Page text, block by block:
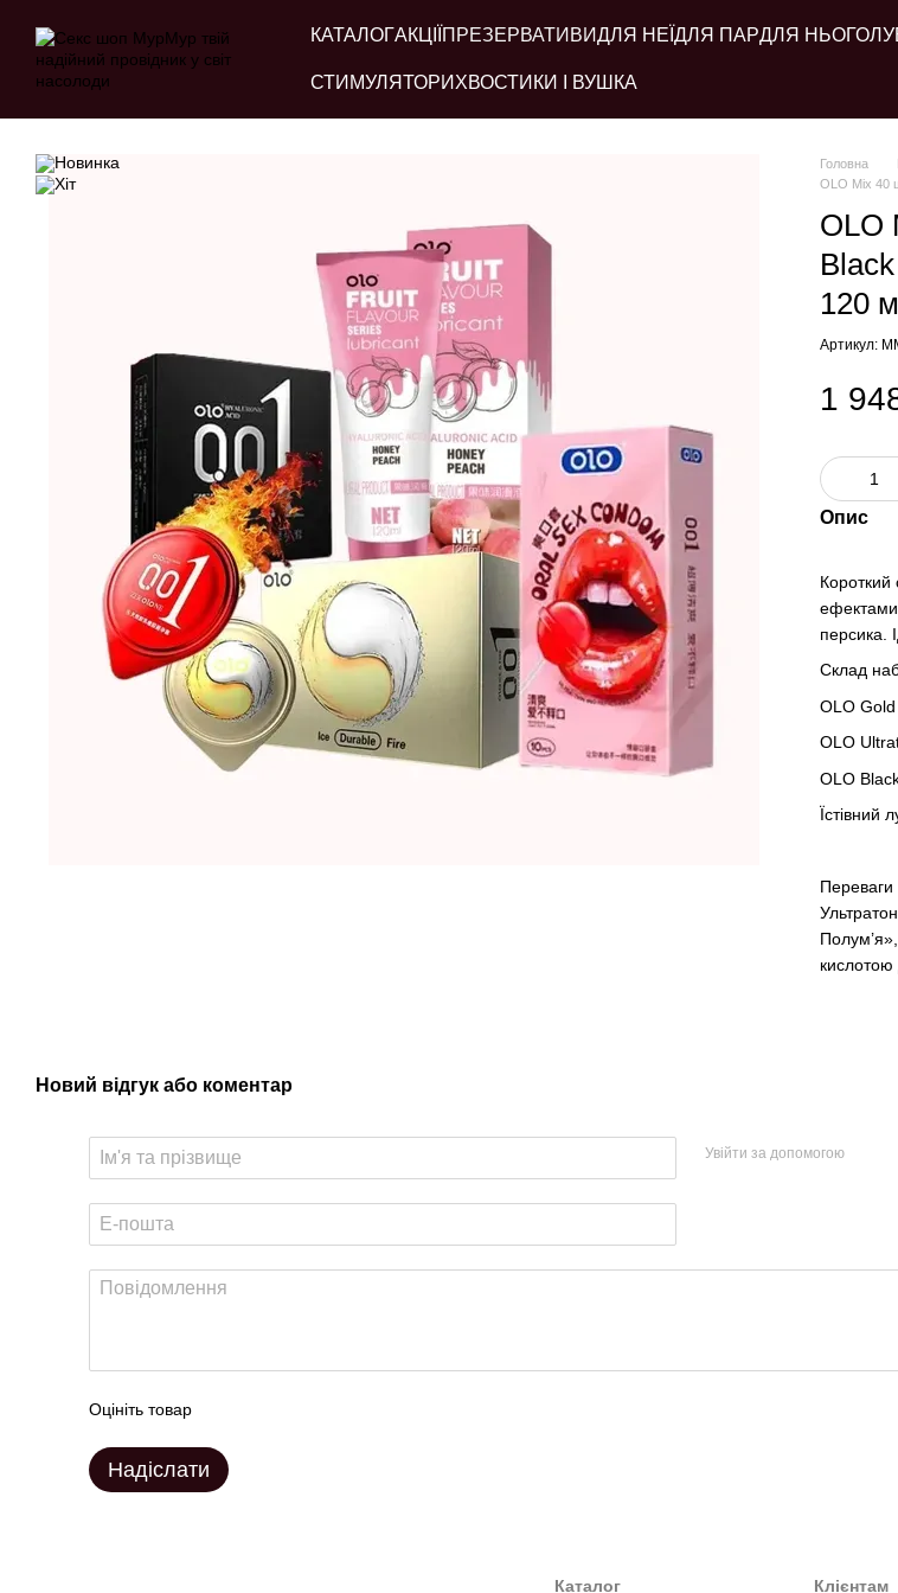
КАТАЛОГАКЦІЇ ПРЕЗЕРВАТИВИДЛЯ НЕЇ ДЛЯ ПАРДЛЯ НЬОГО
СТИМУЛЯТОРИ ХВОСТИКИ І ВУШКА
Головна
OLO Mix 40
OLO
120
Артикул:
1
Опис
Короткий
ефектами
персика.
Склад
OLO
OLO
OLO
Їстівний
Переваги
кислотою
Новий відгук або коментар
Увійти за допомогою
Оцініть товар
Надіслати
Каталог Клієнтам